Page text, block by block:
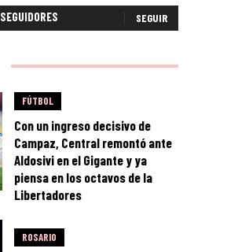
SEGUIDORES SEGUIR
FÚTBOL
Con un ingreso decisivo de
Campaz, Central remontó ante
Aldosivi en el Gigante y ya
piensa en los octavos de la
Libertadores
ROSARIO